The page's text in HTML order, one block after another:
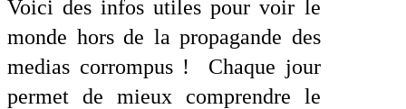
Voici des infos utiles pour voir le
monde hors de la propagande des
medias corrompus ! Chaque jour
permet de mieux comprendre le